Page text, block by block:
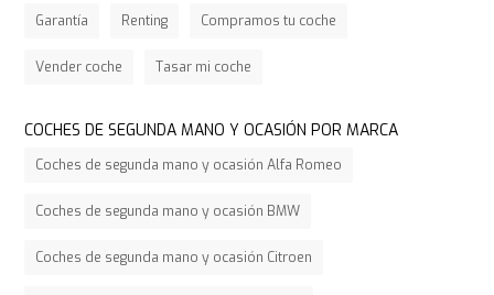
Garantía Renting Compramos tu coche
Vender coche Tasar mi coche
COCHES DE SEGUNDA MANO Y OCASIÓN POR MARCA
Coches de segunda mano y ocasión Alfa Romeo
Coches de segunda mano y ocasión BMW
Coches de segunda mano y ocasión Citroen